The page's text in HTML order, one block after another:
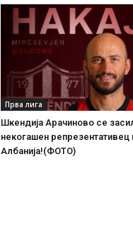
Прва лига
Шкендија Арачиново се
некогашен репрезентативец
Албанија!(ФОТО)